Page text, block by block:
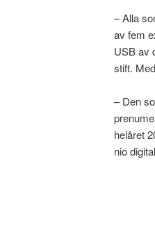
– Alla
av fem
USB av
stift.
– Den
helåret
nio